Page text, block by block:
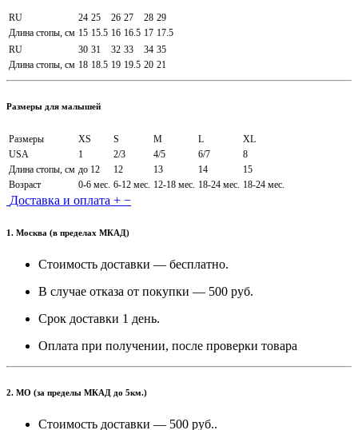
RU 24 25 26 27 28 29
Длина стопы, см 15 15.5 16 16.5 17 17.5
RU
30 31 32 33 34 35
Длина стопы, см 18 18.5 19 19.5 20 21
Размеры для малышей
Размеры XS S M L
XL
USA
1 2/3 4/5 6/7
8
Длина стопы, см до 12 12 13 14
15
Возраст
0-6 мес. 6-12 мес. 12-18 мес. 18-24 мес. 18-24 мес.
Доставка и оплата + −
1. Москва (в пределах МКАД)
Стоимость доставки — бесплатно.
В случае отказа от покупки — 500 руб.
Срок доставки 1 день.
Оплата при получении, после проверки товара
2. МО (за пределы МКАД до 5км.)
Стоимость доставки — 500 руб..